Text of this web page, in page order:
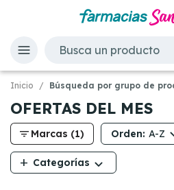
Inicio Búsqueda por grupo de
OFERTAS DEL MES
filter_list Marcas (1) Orden: A-Z
add Categorías